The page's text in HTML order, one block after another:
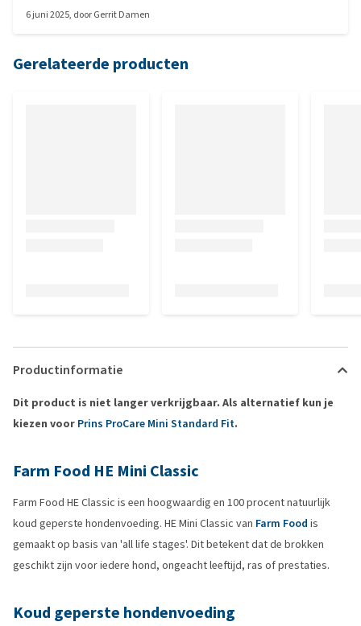
6 juni 2025, doorGerrit Damen
Gerelateerde producten
Productinformatie
Dit product is niet langer verkrijgbaar. Als alternatief kun je
kiezen voor Prins ProCare Mini Standard Fit.
Farm Food HE Mini Classic
Farm Food HE Classic is een hoogwaardig en 100 procent natuurlijk
koud geperste hondenvoeding. HE Mini Classic van Farm Food is
gemaakt op basis van 'all life stages'. Dit betekent dat de brokken
geschikt zijn voor iedere hond, ongeacht leeftijd, ras of prestaties.
Koud geperste hondenvoeding